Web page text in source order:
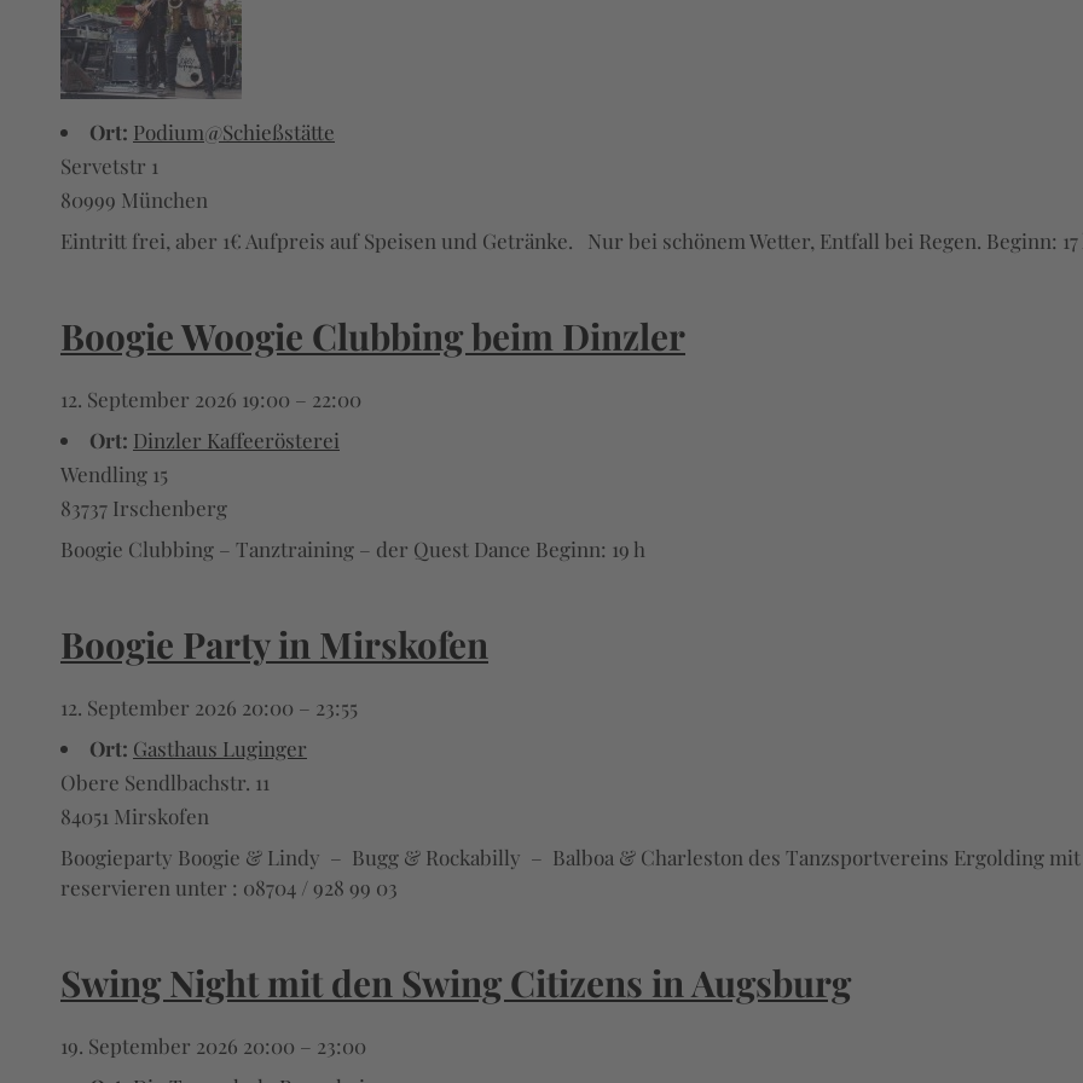
Ort: Podium@Schießstätte
Servetstr 1
80999 München
Eintritt frei, aber 1€ Aufpreis auf Speisen und Getränke. Nur bei schönem Wetter, Entfall bei Regen. Beginn: 17
Boogie Woogie Clubbing beim Dinzler
12. September 2026 19:00 – 22:00
Ort: Dinzler Kaffeerösterei
Wendling 15
83737 Irschenberg
Boogie Clubbing – Tanztraining – der Quest Dance Beginn: 19 h
Boogie Party in Mirskofen
12. September 2026 20:00 – 23:55
Ort: Gasthaus Luginger
Obere Sendlbachstr. 11
84051 Mirskofen
Boogieparty Boogie & Lindy – Bugg & Rockabilly – Balboa & Charleston des Tanzsportvereins Ergolding mit
reservieren unter : 08704 / 928 99 03
Swing Night mit den Swing Citizens in Augsburg
19. September 2026 20:00 – 23:00